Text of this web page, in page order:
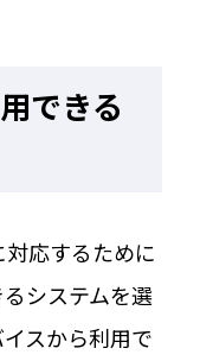
できる
応するために
システムを選
スから利用で